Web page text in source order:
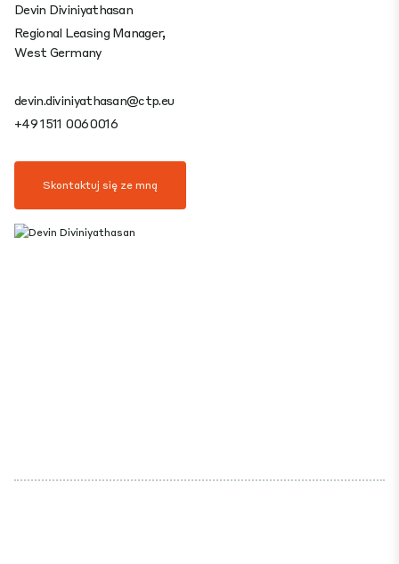
Devin Diviniyathasan
Regional Leasing Manager,
West Germany
devin.diviniyathasan@ctp.eu
+49 1511 0060016
Skontaktuj się ze mną